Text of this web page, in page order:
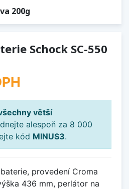
200g
Schock SC-550
větší
alespoň za 8 000
kód MINUS3.
provedení Croma
436 mm, perlátor na